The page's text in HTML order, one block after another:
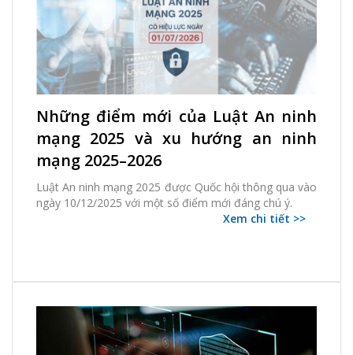
3097 Xem
0 thích 0 Bình luận
Những điểm mới của Luật An ninh
mạng 2025 và xu hướng an ninh
mạng 2025–2026
Luật An ninh mạng 2025 được Quốc hội thông qua vào
ngày 10/12/2025 với một số điểm mới đáng chú ý.
Xem chi tiết >>